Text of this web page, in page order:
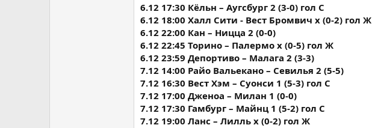
6.12 17:30 Кёльн – Аугсбург 2 (3-0) гол С
6.12 18:00 Халл Сити - Вест Бромвич х (0-2) гол Ж
6.12 22:00 Кан – Ницца 2 (0-0)
6.12 22:45 Торино – Палермо х (0-5) гол Ж
6.12 23:59 Депортиво – Малага 2 (3-3)
7.12 14:00 Райо Вальекано – Севилья 2 (5-5)
7.12 16:30 Вест Хэм – Суонси 1 (5-3) гол С
7.12 17:00 Дженоа – Милан 1 (0-0)
7.12 17:30 Гамбург – Майнц 1 (5-2) гол С
7.12 19:00 Ланс – Лилль х (0-2) гол Ж